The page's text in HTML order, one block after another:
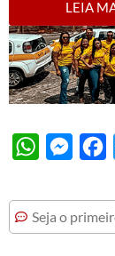
LEIA
WhatsApp
Seja o